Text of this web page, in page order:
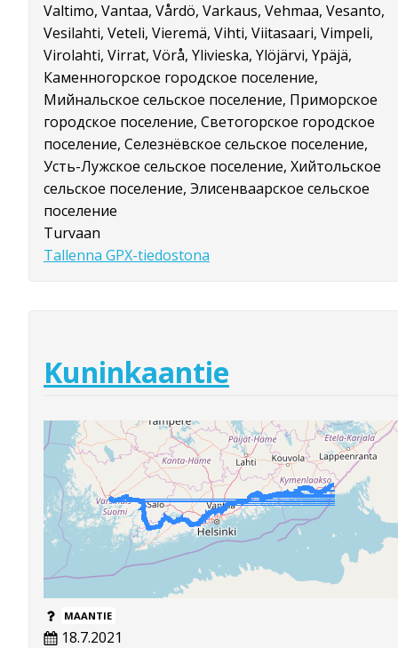
Valtimo, Vantaa, Vårdö, Varkaus, Vehmaa, Vesanto,
Vesilahti, Veteli, Vieremä, Vihti, Viitasaari, Vimpeli,
Virolahti, Virrat, Vörå, Ylivieska, Ylöjärvi, Ypäjä,
Каменногорское городское поселение,
Мийнальское сельское поселение, Приморское
городское поселение, Светогорское городское
поселение, Селезнёвское сельское поселение,
Усть-Лужское сельское поселение, Хийтольское
сельское поселение, Элисенваарское сельское
поселение
Turvaan
Tallenna GPX-tiedostona
Kuninkaantie
MAANTIE
18.7.2021